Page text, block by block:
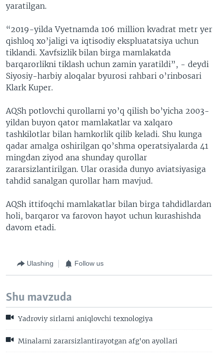
yaratilgan.
“2019-yilda Vyetnamda 106 million kvadrat metr yer
qishloq xo’jaligi va iqtisodiy ekspluatatsiya uchun
tiklandi. Xavfsizlik bilan birga mamlakatda
barqarorlikni tiklash uchun zamin yaratildi”, - deydi
Siyosiy-harbiy aloqalar byurosi rahbari o’rinbosari
Klark Kuper.
AQSh potlovchi qurollarni yo’q qilish bo’yicha 2003-
yildan buyon qator mamlakatlar va xalqaro
tashkilotlar bilan hamkorlik qilib keladi. Shu kunga
qadar amalga oshirilgan qo’shma operatsiyalarda 41
mingdan ziyod ana shunday qurollar
zararsizlantirilgan. Ular orasida dunyo aviatsiyasiga
tahdid sanalgan qurollar ham mavjud.
AQSh ittifoqchi mamlakatlar bilan birga tahdidlardan
holi, barqaror va farovon hayot uchun kurashishda
davom etadi.
Ulashing Follow us
Shu mavzuda
Yadroviy sirlarni aniqlovchi texnologiya
Minalarni zararsizlantirayotgan afg'on ayollari